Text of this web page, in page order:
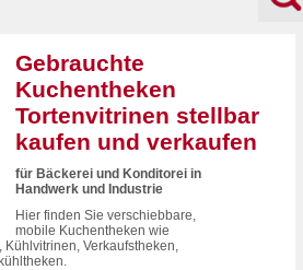
Gebrauchte
Kuchentheken
Tortenvitrinen stellbar
kaufen und verkaufen
für Bäckerei und Konditorei in
Handwerk und Industrie
Hier finden Sie verschiebbare,
mobile Kuchentheken wie
Verkaufstheken,